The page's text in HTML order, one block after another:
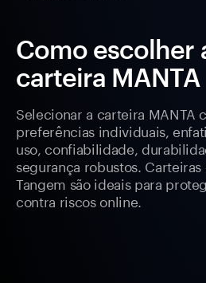
Como escolher
carteira MANTA
Selecionar a carteira MANTA
preferências individuais,
uso, confiabilidade,
segurança robustos.
Tangem são ideais para
contra riscos online.